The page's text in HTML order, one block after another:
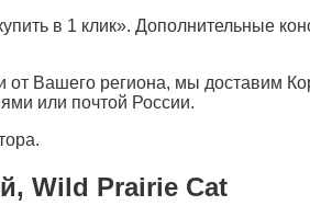
в 1 клик». Дополнительные
от Вашего региона, мы доставим
или почтой России.
Wild Prairie Cat